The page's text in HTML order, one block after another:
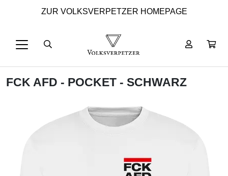
ZUR VOLKSVERPETZER HOMEPAGE
FCK AFD - POCKET - SCHWARZ